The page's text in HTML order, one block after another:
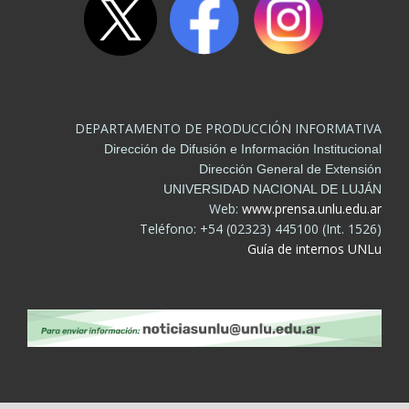
DEPARTAMENTO DE PRODUCCIÓN INFORMATIVA
Dirección de Difusión e Información Institucional
Dirección General de Extensión
UNIVERSIDAD NACIONAL DE LUJÁN
Web: www.prensa.unlu.edu.ar
Teléfono: +54 (02323) 445100 (Int. 1526)
Guía de internos UNLu